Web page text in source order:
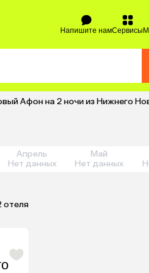
Напишите намСервисы
Афон на 2 ночи из Нижнего
Апрель
Нет данных
Май
Нет данных
отеля